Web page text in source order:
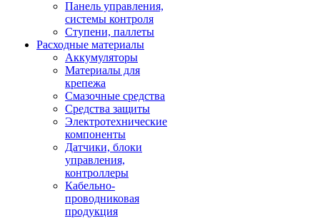
Панель управления,
системы контроля
Ступени, паллеты
Расходные материалы
Аккумуляторы
Материалы для
крепежа
Смазочные средства
Средства защиты
Электротехнические
компоненты
Датчики, блоки
управления,
контроллеры
Кабельно-
проводниковая
продукция